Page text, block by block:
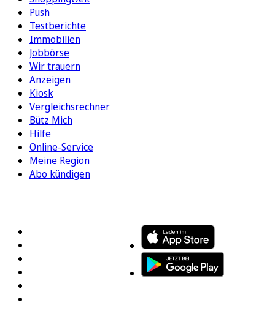
Push
Testberichte
Immobilien
Jobbörse
Wir trauern
Anzeigen
Kiosk
Vergleichsrechner
Bütz Mich
Hilfe
Online-Service
Meine Region
Abo kündigen